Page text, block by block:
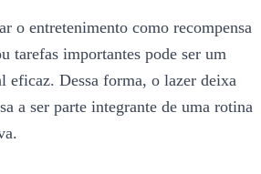
o entretenimento como recompensa
tarefas importantes pode ser um
eficaz. Dessa forma, o lazer deixa
a ser parte integrante de uma rotina